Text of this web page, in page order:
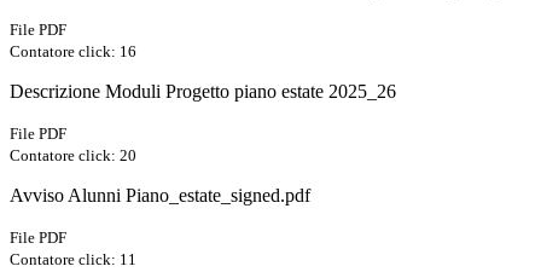
File PDF
Contatore click: 16
Descrizione Moduli Progetto piano estate 2025_26
File PDF
Contatore click: 20
Avviso Alunni Piano_estate_signed.pdf
File PDF
Contatore click: 11